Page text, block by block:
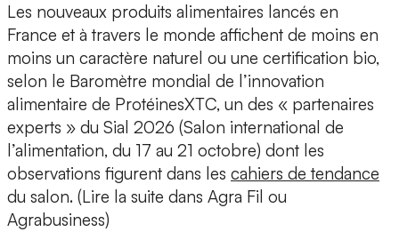
Les nouveaux produits alimentaires lancés en
France et à travers le monde affichent de moins en
moins un caractère naturel ou une certification bio,
selon le Baromètre mondial de l’innovation
alimentaire de ProtéinesXTC, un des « partenaires
experts » du Sial 2026 (Salon international de
l’alimentation, du 17 au 21 octobre) dont les
observations figurent dans les cahiers de tendance
du salon. (Lire la suite dans Agra Fil ou
Agrabusiness)